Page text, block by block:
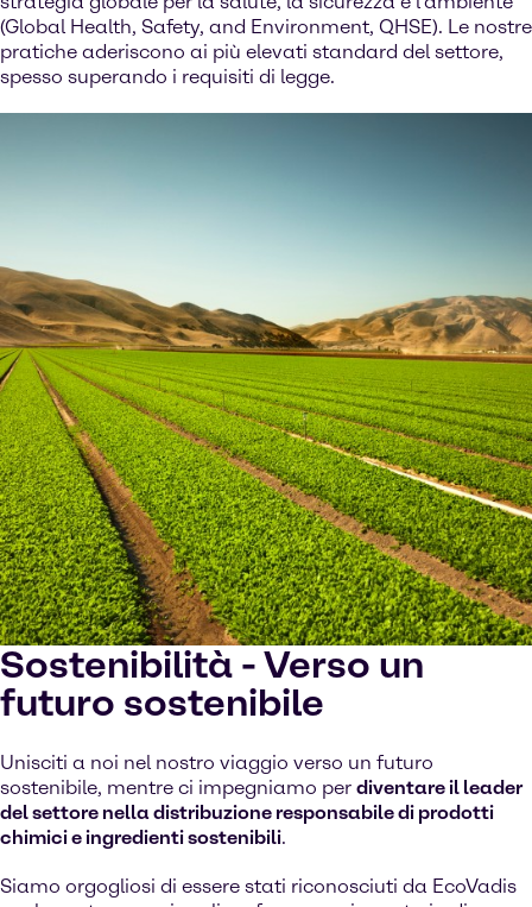
(Global Health, Safety, and Environment, QHSE). Le nostre
pratiche aderiscono ai più elevati standard del settore,
spesso superando i requisiti di legge.
Sostenibilità - Verso un
futuro sostenibile
Unisciti a noi nel nostro viaggio verso un futuro
sostenibile, mentre ci impegniamo per diventare il leader
del settore nella distribuzione responsabile di prodotti
chimici e ingredienti sostenibili.
Siamo orgogliosi di essere stati riconosciuti da EcoVadis